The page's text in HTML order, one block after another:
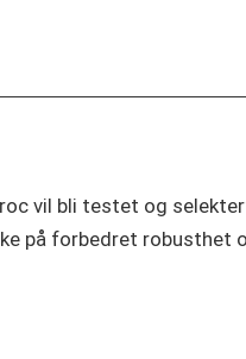
vil bli testet og
på forbedret robusthet